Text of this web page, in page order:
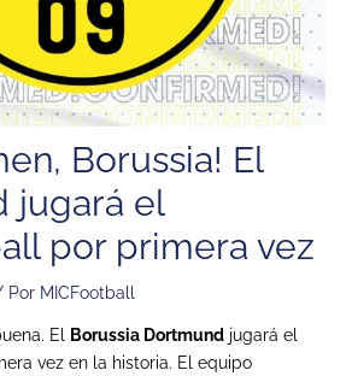
Borussia! El
jugará el
por primera vez
MICFootball
El Borussia Dortmundjugará el
vez en la historia. El equipo